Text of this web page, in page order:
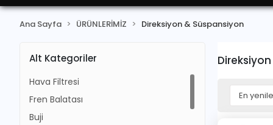
Ana Sayfa ÜRÜNLERİMİZ Direksiyon & Süspansiyon
Alt Kategoriler
Hava Filtresi
Fren Balatası
Buji